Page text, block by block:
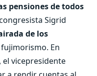
pensiones de todos
Sigrid
de los
En
vicepresidente